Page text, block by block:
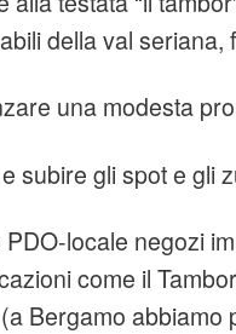
della val seriana,
una modesta
subire gli spot e gli
locale negozi
come il
Bergamo abbiamo